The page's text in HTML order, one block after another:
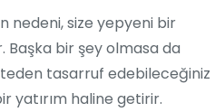
nedeni, size yepyeni bir
Başka bir şey olmasa da
tasarruf edebileceğiniz
yatırım haline getirir.